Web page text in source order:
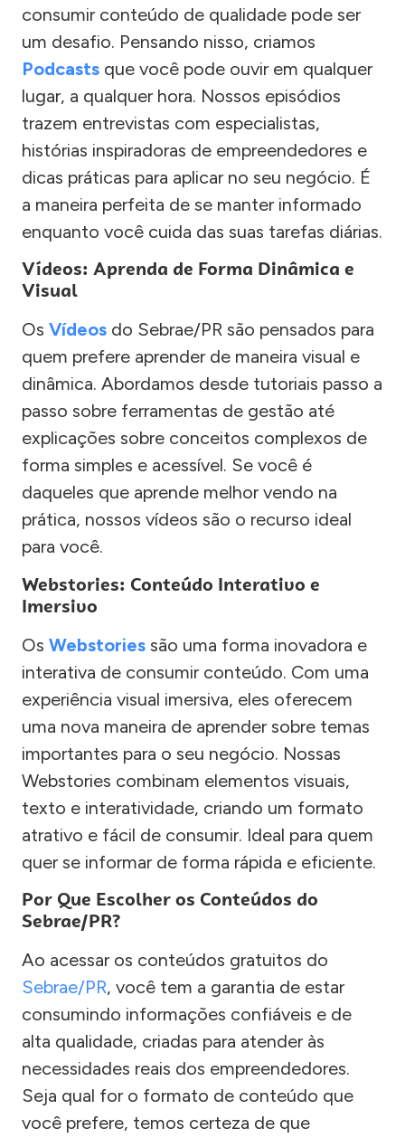
consumir conteúdo de qualidade pode ser
um desafio. Pensando nisso, criamos
Podcasts que você pode ouvir em qualquer
lugar, a qualquer hora. Nossos episódios
trazem entrevistas com especialistas,
histórias inspiradoras de empreendedores e
dicas práticas para aplicar no seu negócio. É
a maneira perfeita de se manter informado
enquanto você cuida das suas tarefas diárias.
Vídeos: Aprenda de Forma Dinâmica e
Visual
Os Vídeos do Sebrae/PR são pensados para
quem prefere aprender de maneira visual e
dinâmica. Abordamos desde tutoriais passo a
passo sobre ferramentas de gestão até
explicações sobre conceitos complexos de
forma simples e acessível. Se você é
daqueles que aprende melhor vendo na
prática, nossos vídeos são o recurso ideal
para você.
Webstories: Conteúdo Interativo e
Imersivo
Os Webstories são uma forma inovadora e
interativa de consumir conteúdo. Com uma
experiência visual imersiva, eles oferecem
uma nova maneira de aprender sobre temas
importantes para o seu negócio. Nossas
Webstories combinam elementos visuais,
texto e interatividade, criando um formato
atrativo e fácil de consumir. Ideal para quem
quer se informar de forma rápida e eficiente.
Por Que Escolher os Conteúdos do
Sebrae/PR?
Ao acessar os conteúdos gratuitos do
Sebrae/PR, você tem a garantia de estar
consumindo informações confiáveis e de
alta qualidade, criadas para atender às
necessidades reais dos empreendedores.
Seja qual for o formato de conteúdo que
você prefere, temos certeza de que